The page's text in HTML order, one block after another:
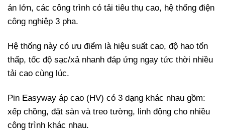
án lớn, các công trình có tải tiêu thụ cao, hệ thống điện
công nghiệp 3 pha.
Hệ thống này có ưu điểm là hiệu suất cao, độ hao tổn
thấp, tốc độ sạc/xả nhanh đáp ứng ngay tức thời nhiều
tải cao cùng lúc.
Pin Easyway áp cao (HV) có 3 dạng khác nhau gồm:
xếp chồng, đặt sàn và treo tường, linh động cho nhiều
công trình khác nhau.